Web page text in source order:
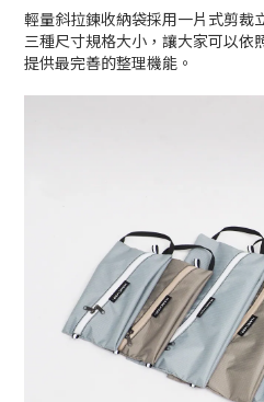
輕量斜拉鍊收納袋採用一片式剪裁
三種尺寸規格大小，讓大家可以依
提供最完善的整理機能。